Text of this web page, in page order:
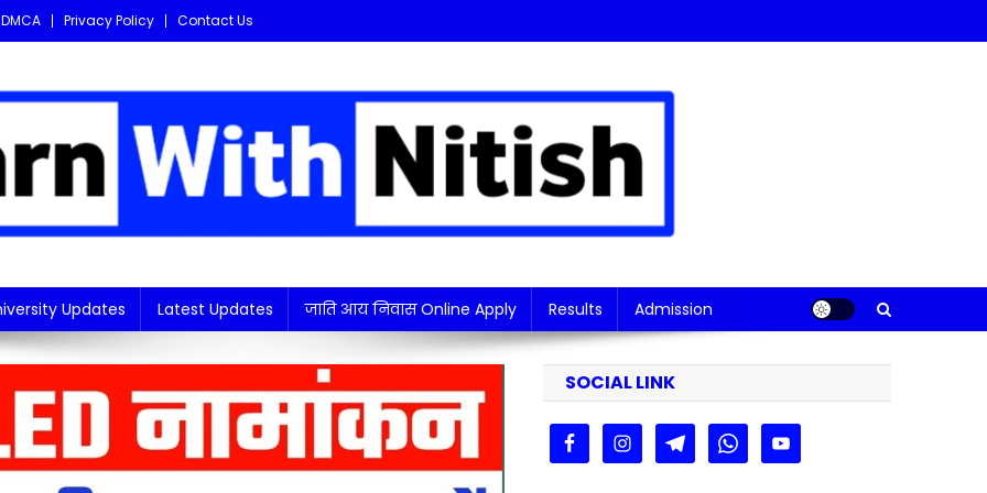
DMCA Privacy Policy Contact Us
Updates Latest Updates जाति आय निवास Online Apply Results Admission
SOCIAL LINK